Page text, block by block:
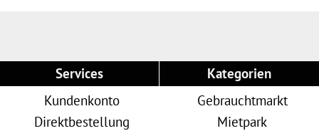
Services
Kundenkonto
Direktbestellung
Kategorien
Gebrauchtmarkt
Mietpark